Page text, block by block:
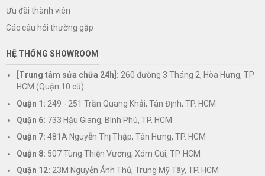
Ưu đãi thành viên
Các câu hỏi thường gặp
HỆ THỐNG SHOWROOM
[Trung tâm sửa chữa 24h]: 260 đường 3 Tháng 2, Hòa Hưng, TP.
HCM (Quận 10 cũ)
Quận 1: 249 - 251 Trần Quang Khải, Tân Định, TP. HCM
Quận 6: 733 Hậu Giang, Bình Phú, TP. HCM
Quận 7: 481A Nguyễn Thị Thập, Tân Hưng, TP. HCM
Quận 8: 507 Tùng Thiện Vương, Xóm Cũi, TP. HCM
Quận 12: 23M Nguyễn Ảnh Thủ, Trung Mỹ Tây, TP. HCM